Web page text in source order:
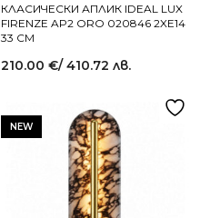
КЛАСИЧЕСКИ АПЛИК IDEAL LUX
FIRENZE AP2 ORO 020846 2XE14
33 СМ
210.00 €/ 410.72 лв.
NEW